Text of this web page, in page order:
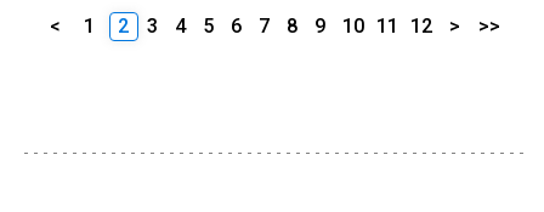
< 1 2 3 4 5 6 7 8 9 10 11 12 > >>